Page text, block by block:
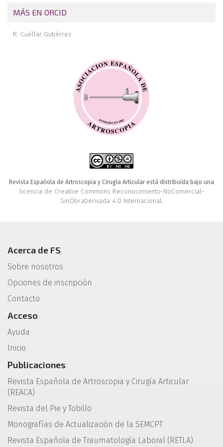
MÁS EN ORCID
R. Cuéllar Gutiérrez
Revista Española de Artroscopia y Cirugía Articular está distribuida bajo una
licencia de Creative Commons Reconocimiento-NoComercial-
SinObraDerivada 4.0 Internacional.
Acerca de FS
Sobre nosotros
Opciones de inscripción
Contacto
Acceso
Ayuda
Inicio
Publicaciones
Revista Española de Artroscopia y Cirugía Articular
(REACA)
Revista del Pie y Tobillo
Monografías de Actualización de la SEMCPT
Revista Española de Traumatología Laboral (RETLA)